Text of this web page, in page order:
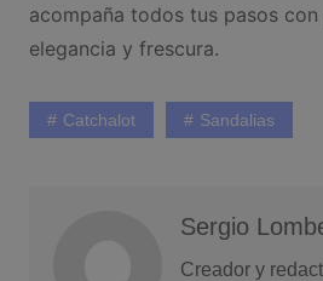
acompaña todos tus pasos
elegancia y frescura.
Catchalot Sandalias
Sergio
Creador y